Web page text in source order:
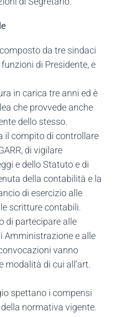
da tre sindaci
di Presidente, e
in carica tre anni ed è
che provvede anche
dello stesso.
il compito di controllare
di vigilare
e dello Statuto e di
della contabilità e la
di esercizio alle
scritture contabili.
di partecipare alle
Amministrazione e alle
vanno
modalità di cui all’art.
spettano i compensi
normativa vigente.